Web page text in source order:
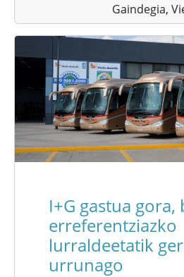
Gaindegia,
I+G gastua gora,
erreferentziazko
lurraldeetatik
urrunago